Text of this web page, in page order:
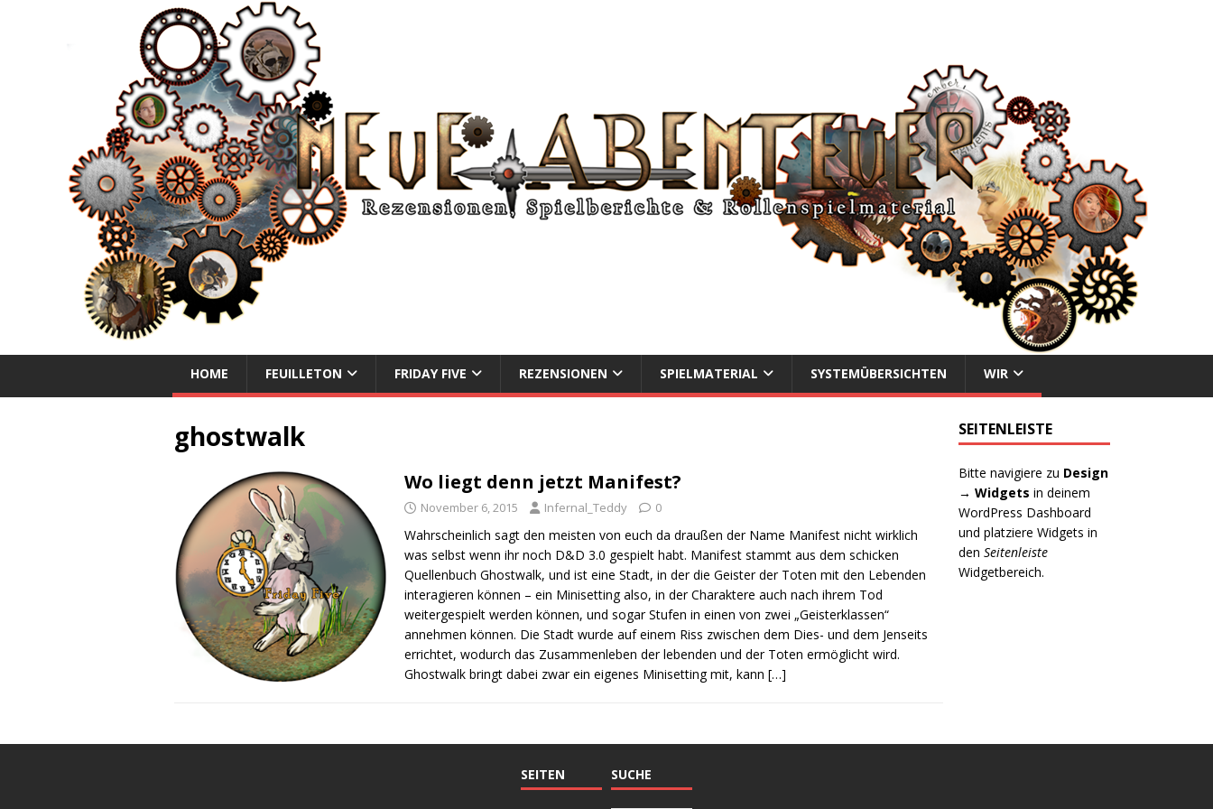
NEUE ABENTEUER
HOME FEUILLETON FRIDAY FIVE REZENSIONEN SPIELMATERIAL SYSTEMÜBERSICHTEN WIR
ghostwalk
Wo liegt denn jetzt Manifest?
November 6, 2015 Infernal_Teddy 0
Wahrscheinlich sagt den meisten von euch da draußen der Name Manifest nicht wirklich
was selbst wenn ihr noch D&D 3.0 gespielt habt. Manifest stammt aus dem schicken
Quellenbuch Ghostwalk, und ist eine Stadt, in der die Geister der Toten mit den Lebenden
interagieren können – ein Minisetting also, in der Charaktere auch nach ihrem Tod
weitergespielt werden können, und sogar Stufen in einen von zwei „Geisterklassen“
annehmen können. Die Stadt wurde auf einem Riss zwischen dem Dies- und dem Jenseits
errichtet, wodurch das Zusammenleben der lebenden und der Toten ermöglicht wird.
Ghostwalk bringt dabei zwar ein eigenes Minisetting mit, kann[…]
SEITENLEISTE
Bitte navigiere zu Design
→ Widgets in deinem
WordPress Dashboard
und platziere Widgets in
denSeitenleiste
Widgetbereich.
SEITEN SUCHE